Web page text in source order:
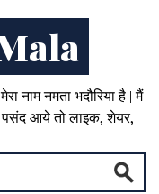
नाम नमता भदौरिया है | मैं
पसंद आये तो लाइक, शेयर,